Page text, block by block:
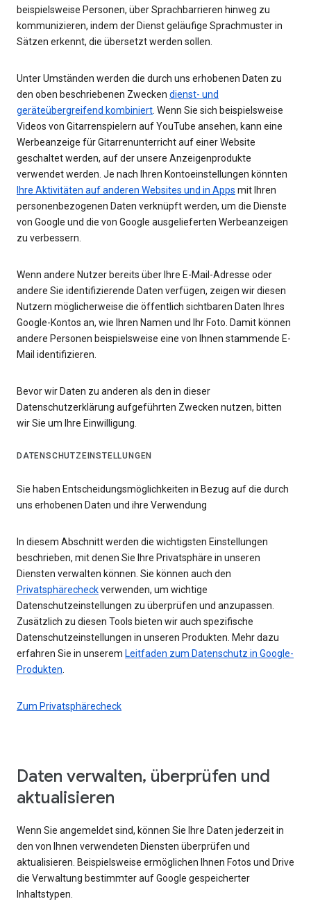
beispielsweise Personen, über Sprachbarrieren hinweg zu
kommunizieren, indem der Dienst geläufige Sprachmuster in
Sätzen erkennt, die übersetzt werden sollen.
Unter Umständen werden die durch uns erhobenen Daten zu
den oben beschriebenen Zwecken dienst- und
geräteübergreifend kombiniert . Wenn Sie sich beispielsweise
Videos von Gitarrenspielern auf YouTube ansehen, kann eine
Werbeanzeige für Gitarrenunterricht auf einer Website
geschaltet werden, auf der unsere Anzeigenprodukte
verwendet werden. Je nach Ihren Kontoeinstellungen könnten
Ihre Aktivitäten auf anderen Websites und in Apps mit Ihren
personenbezogenen Daten verknüpft werden, um die Dienste
von Google und die von Google ausgelieferten Werbeanzeigen
zu verbessern.
Wenn andere Nutzer bereits über Ihre E-Mail-Adresse oder
andere Sie identifizierende Daten verfügen, zeigen wir diesen
Nutzern möglicherweise die öffentlich sichtbaren Daten Ihres
Google-Kontos an, wie Ihren Namen und Ihr Foto. Damit können
andere Personen beispielsweise eine von Ihnen stammende E-
Mail identifizieren.
Bevor wir Daten zu anderen als den in dieser
Datenschutzerklärung aufgeführten Zwecken nutzen, bitten
wir Sie um Ihre Einwilligung.
DATENSCHUTZEINSTELLUNGEN
Sie haben Entscheidungsmöglichkeiten in Bezug auf die durch
uns erhobenen Daten und ihre Verwendung
In diesem Abschnitt werden die wichtigsten Einstellungen
beschrieben, mit denen Sie Ihre Privatsphäre in unseren
Diensten verwalten können. Sie können auch den
Privatsphärecheckverwenden, um wichtige
Datenschutzeinstellungen zu überprüfen und anzupassen.
Zusätzlich zu diesen Tools bieten wir auch spezifische
Datenschutzeinstellungen in unseren Produkten. Mehr dazu
erfahren Sie in unserem Leitfaden zum Datenschutz in Google-
Produkten
Zum Privatsphärecheck
Daten verwalten, überprüfen und
aktualisieren
Wenn Sie angemeldet sind, können Sie Ihre Daten jederzeit in
den von Ihnen verwendeten Diensten überprüfen und
aktualisieren. Beispielsweise ermöglichen Ihnen Fotos und Drive
die Verwaltung bestimmter auf Google gespeicherter
Inhaltstypen.